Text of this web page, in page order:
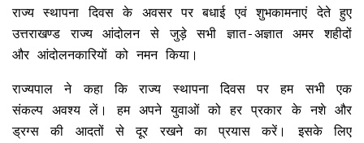
राज्य स्थापना दिवस के अवसर पर बधाई एवं शुभकामनाएं देते हुए
उत्तराखण्ड राज्य आंदोलन से जुड़े सभी ज्ञात-अज्ञात अमर शहीदों
और आंदोलनकारियों को नमन किया।
राज्यपाल ने कहा कि राज्य स्थापना दिवस पर हम सभी एक
संकल्प अवश्य लें। हम अपने युवाओं को हर प्रकार के नशे और
ड्रग्स की आदतों से दूर रखने का प्रयास करें। इसके लिए